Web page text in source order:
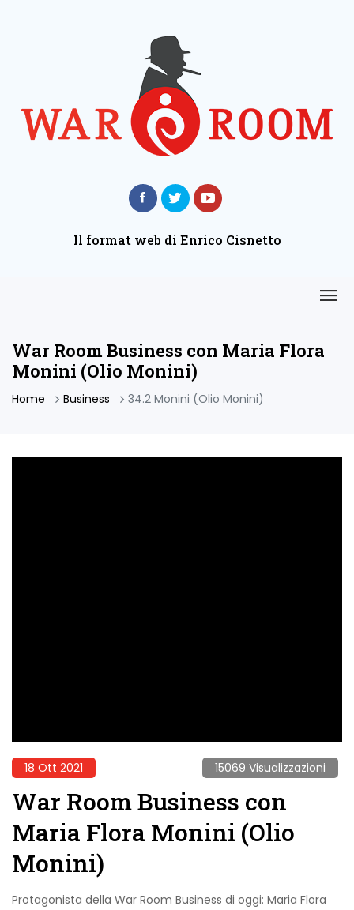
Il format web di Enrico Cisnetto
War Room Business con Maria Flora
Monini (Olio Monini)
Home Business 34.2 Monini (Olio Monini)
18 Ott 2021 15069 Visualizzazioni
War Room Business con
Maria Flora Monini (Olio
Monini)
Protagonista della War Room Business di oggi: Maria Flora